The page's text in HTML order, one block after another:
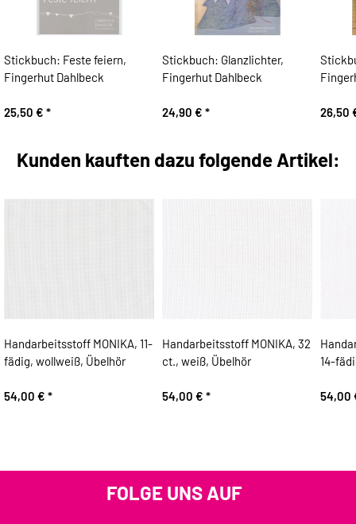
Stickbuch: Feste feiern,
Fingerhut Dahlbeck
25,50 € *
Stickbuch: Glanzlichter,
Fingerhut Dahlbeck
24,90 € * 26,50
Kunden kauften dazu folgende Artikel:
Handarbeitsstoff MONIKA, 11-
fädig, wollweiß, Übelhör
54,00 € *
Handarbeitsstoff MONIKA, 32
ct., weiß, Übelhör
54,00 € *
14-
54,00
FOLGE UNS AUF